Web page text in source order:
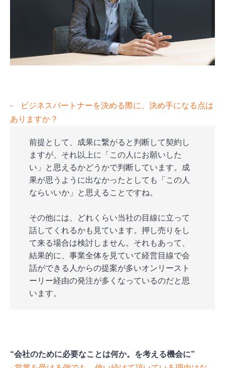
‐ ビジネスパートナーを決める際に、決め手になる点は
ありますか？
前提として、成果に繋がると判断して契約し
ますが、それ以上に「この人にお願いした
い」と思えるかどうかで判断しています。成
果が思うように出なかったとしても「この人
ならいいか」と思えることですね。
その他には、どれくらい当社の目線に立って
話してくれるかも見ています。押し売りをし
て来る場合は検討しません。それもあって、
結果的に、事業全体を見ていて経営目線で会
話ができる人からの提案が多いオンリースト
ーリー経由の発注が多くなっているのだと思
います。
“会社のために必要なことは何か。を考える機会に”